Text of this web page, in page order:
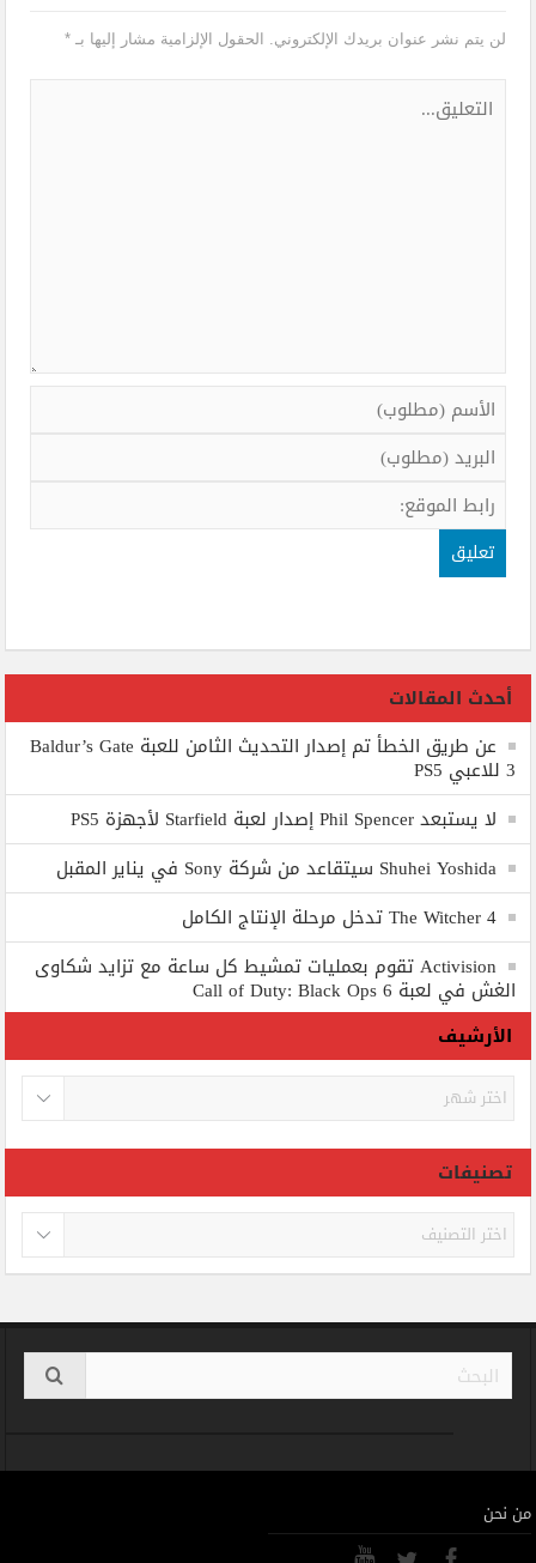
لن يتم نشر عنوان بريدك الإلكتروني. الحقول الإلزامية مشار إليها بـ*
أحدث المقالات
عن طريق الخطأ تم إصدار التحديث الثامن للعبة Baldur’s Gate
3 للاعبي PS5
لا يستبعد Phil Spencer إصدار لعبة Starfield لأجهزة PS5
Shuhei Yoshida سيتقاعد من شركة Sony في يناير المقبل
The Witcher 4 تدخل مرحلة الإنتاج الكامل
Activision تقوم بعمليات تمشيط كل ساعة مع تزايد شكاوى
الغش في لعبة Call of Duty: Black Ops 6
الأرشيف
الأرشيف
تصنيفات
تصنيفات
من نحن